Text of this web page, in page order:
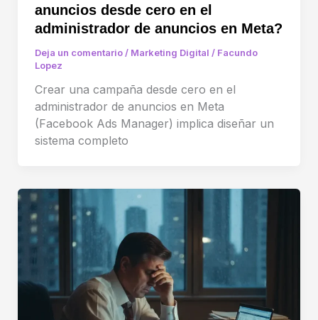
anuncios desde cero en el
administrador de anuncios en Meta?
Deja un comentario / Marketing Digital / Facundo
Lopez
Crear una campaña desde cero en el
administrador de anuncios en Meta
(Facebook Ads Manager) implica diseñar un
sistema completo